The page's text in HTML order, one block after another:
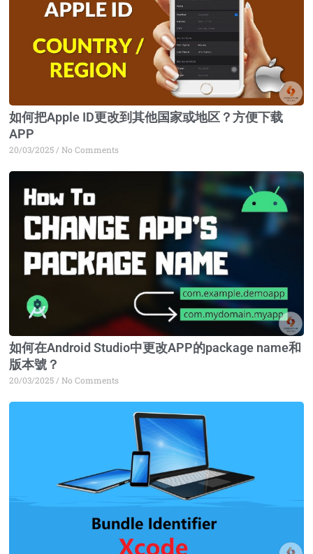
如何把Apple ID更改到其他国家或地区？方便下载
APP
20/03/2025 No Comments
如何在Android Studio中更改APP的package name和
版本號？
20/03/2025 No Comments